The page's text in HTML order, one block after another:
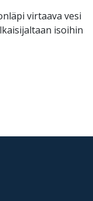
virtaava vesi
isoihin